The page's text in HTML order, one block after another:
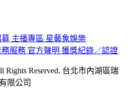
募 主播專區 星藝象娛樂
務服務 官方聲明 獲獎紀錄／認證
Rights Reserved. 台北市內湖區瑞
限公司